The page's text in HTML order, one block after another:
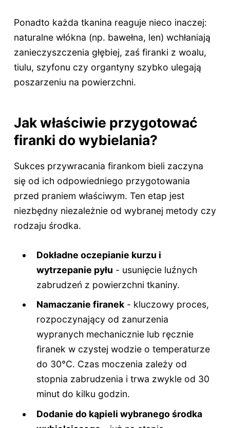
Ponadto każda tkanina reaguje nieco inaczej:
naturalne włókna (np. bawełna, len) wchłaniają
zanieczyszczenia głębiej, zaś firanki z woalu,
tiulu, szyfonu czy organtyny szybko ulegają
poszarzeniu na powierzchni.
Jak właściwie przygotować
firanki do wybielania?
Sukces przywracania firankom bieli zaczyna
się od ich odpowiedniego przygotowania
przed praniem właściwym. Ten etap jest
niezbędny niezależnie od wybranej metody czy
rodzaju środka.
Dokładne oczepianie kurzu i
wytrzepanie pyłu - usunięcie luźnych
zabrudzeń z powierzchni tkaniny.
Namaczanie firanek - kluczowy proces,
rozpoczynający od zanurzenia
wypranych mechanicznie lub ręcznie
firanek w czystej wodzie o temperaturze
do 30°C. Czas moczenia zależy od
stopnia zabrudzenia i trwa zwykle od 30
minut do kilku godzin.
Dodanie do kąpieli wybranego środka